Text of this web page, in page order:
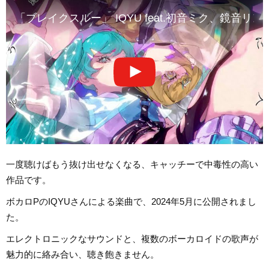
「ブレイクスルー」 IQYU feat.初音ミク、鏡音リン
一度聴けばもう抜け出せなくなる、キャッチーで中毒性の高い
作品です。
ボカロPのIQYUさんによる楽曲で、2024年5月に公開されまし
た。
エレクトロニックなサウンドと、複数のボーカロイドの歌声が
魅力的に絡み合い、聴き飽きません。